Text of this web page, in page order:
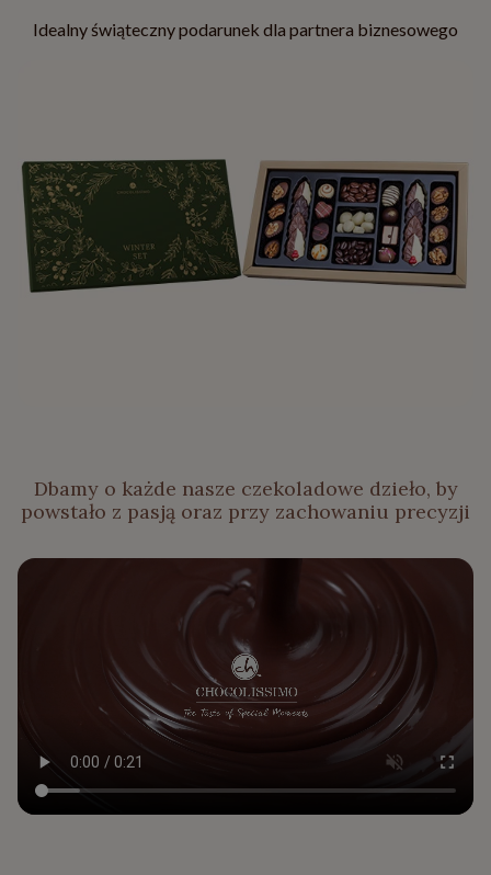
Idealny świąteczny podarunek dla partnera biznesowego
Dbamy o każde nasze czekoladowe dzieło, by
powstało z pasją oraz przy zachowaniu precyzji